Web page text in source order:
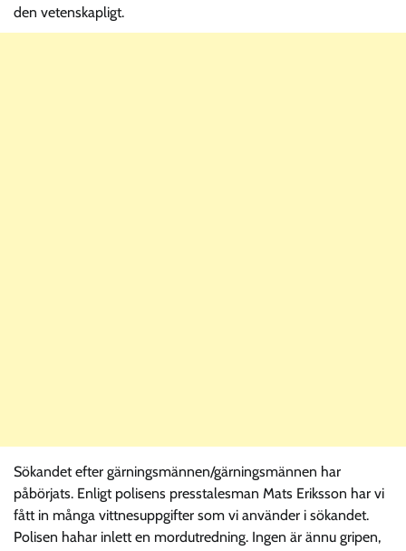
den vetenskapligt.
Sökandet efter gärningsmännen/gärningsmännen har
påbörjats. Enligt polisens presstalesman Mats Eriksson har vi
fått in många vittnesuppgifter som vi använder i sökandet.
Polisen hahar inlett en mordutredning. Ingen är ännu gripen,